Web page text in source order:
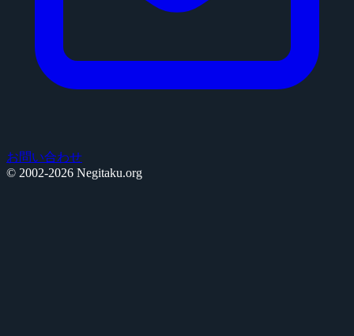
お問い合わせ
© 2002-2026 Negitaku.org